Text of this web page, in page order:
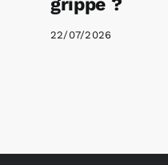
grippe ?
22/07/2026